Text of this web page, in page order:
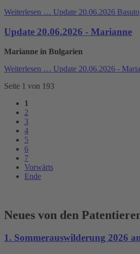
Weiterlesen … Update 20.06.2026 Basuto
Update 20.06.2026 - Marianne
Marianne in Bulgarien
Weiterlesen … Update 20.06.2026 -
Seite 1 von 193
1
2
3
4
5
6
7
Vorwärts
Ende
Neues von den
1. Sommerauswilderung 2026